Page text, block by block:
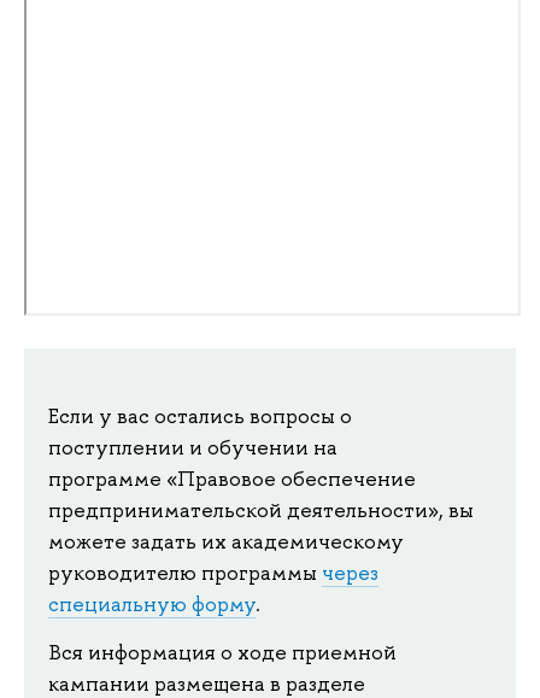
Если у вас остались вопросы о
поступлении и обучении на
программе «Правовое обеспечение
предпринимательской деятельности», вы
можете задать их академическому
руководителю программы через
специальную форму.
Вся информация о ходе приемной
кампании размещена в разделе